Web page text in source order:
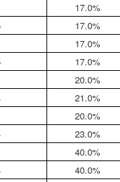
17.0%
17.0%
17.0%
17.0%
20.0%
21.0%
20.0%
23.0%
40.0%
40.0%